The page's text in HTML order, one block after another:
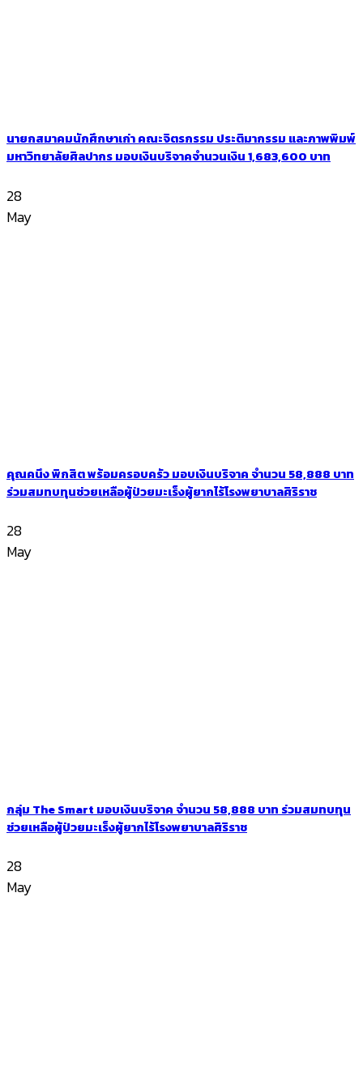
นายกสมาคมนักศึกษาเก่า คณะจิตรกรรม ประติมากรรม และภาพพิมพ์
มหาวิทยาลัยศิลปากร มอบเงินบริจาคจำนวนเงิน 1,683,600 บาท
28
May
คุณคนึง พิกสิต พร้อมครอบครัว มอบเงินบริจาค จำนวน 58,888 บาท
ร่วมสมทบทุนช่วยเหลือผู้ป่วยมะเร็งผู้ยากไร้โรงพยาบาลศิริราช
28
May
กลุ่ม The Smart มอบเงินบริจาค จำนวน 58,888 บาท ร่วมสมทบทุน
ช่วยเหลือผู้ป่วยมะเร็งผู้ยากไร้โรงพยาบาลศิริราช
28
May